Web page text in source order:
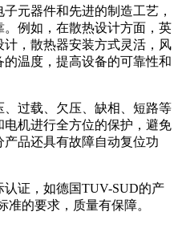
元器件和先进的制造工艺，
例如，在散热设计方面，英
，散热器安装方式灵活，风
温度，提高设备的可靠性和
、过载、欠压、缺相、短路等
机进行全方位的保护，避免
品还具有故障自动复位功
认证，如德国TUV-SUD的产
准的要求，质量有保障。